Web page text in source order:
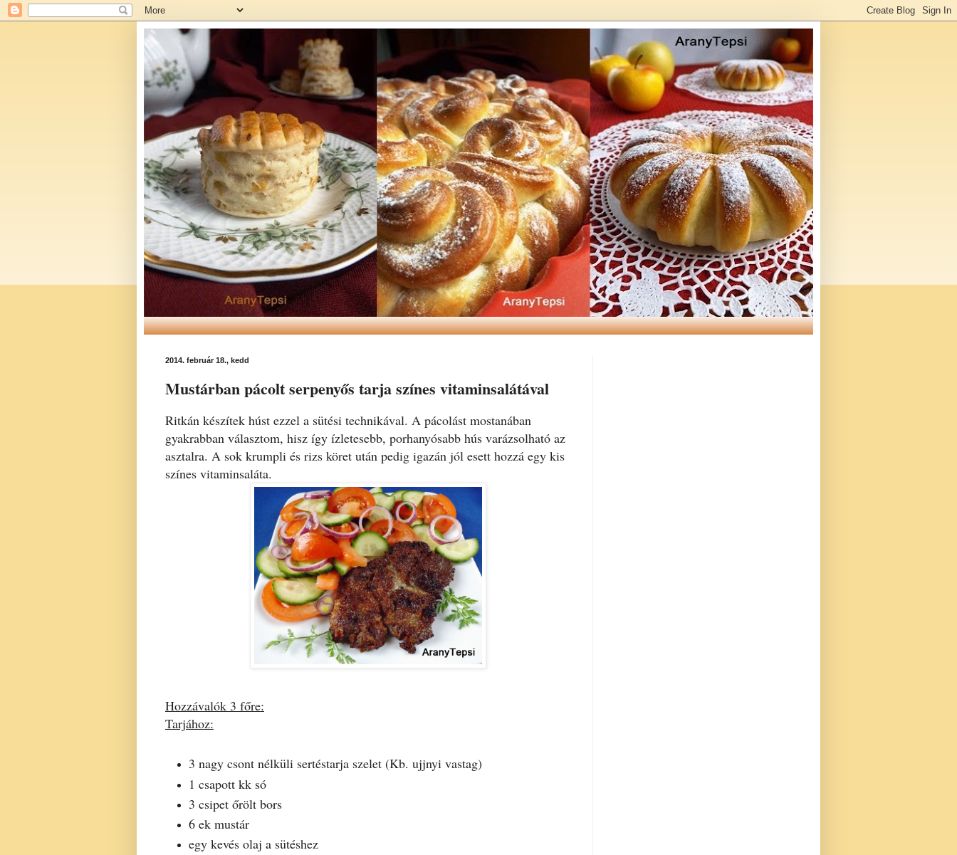
2014. február 18., kedd
Mustárban pácolt serpenyős tarja színes vitaminsalátával
Ritkán készítek húst ezzel a sütési technikával. A pácolást mostanában
gyakrabban választom, hisz így ízletesebb, porhanyósabb hús varázsolható az
asztalra. A sok krumpli és rizs köret után pedig igazán jól esett hozzá egy kis
színes vitaminsaláta.
Hozzávalók 3 főre:
Tarjához:
3 nagy csont nélküli sertéstarja szelet (Kb. ujjnyi vastag)
1 csapott kk só
3 csipet őrölt bors
6 ek mustár
egy kevés olaj a sütéshez